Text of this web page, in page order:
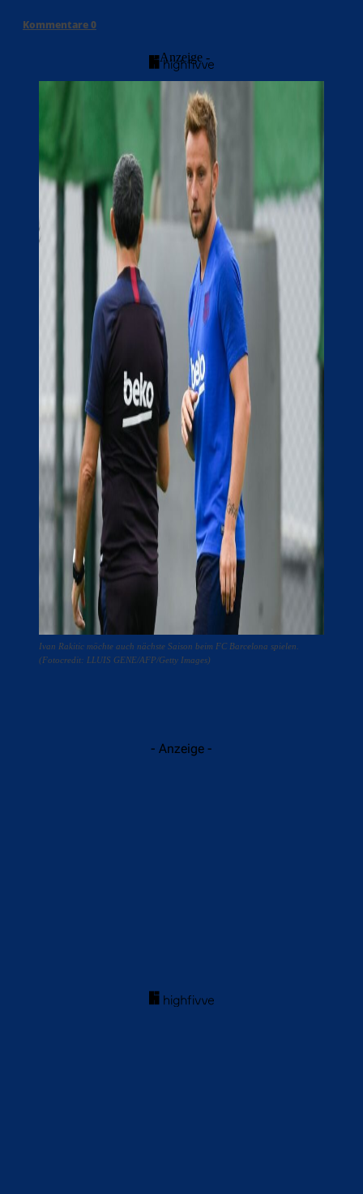
Kommentare0
- Anzeige -
Ivan Rakitic möchte auch nächste Saison beim FC Barcelona spielen.
(Fotocredit: LLUIS GENE/AFP/Getty Images)
- Anzeige -